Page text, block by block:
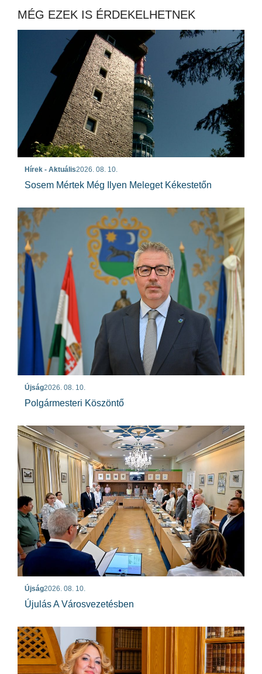
MÉG EZEK IS ÉRDEKELHETNEK
Hírek - Aktuális2026. 08. 10.
Sosem Mértek Még Ilyen Meleget Kékestetőn
Újság2026. 08. 10.
Polgármesteri Köszöntő
Újság2026. 08. 10.
Újulás A Városvezetésben